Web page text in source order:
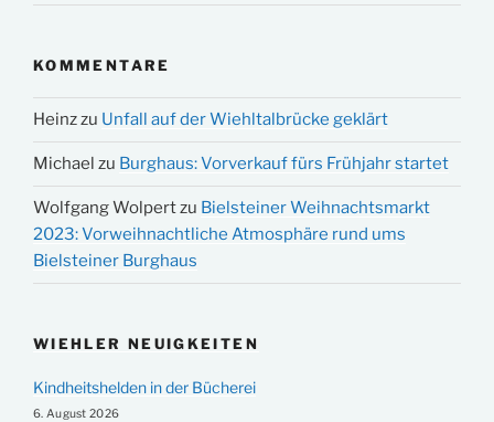
KOMMENTARE
Heinzzu Unfall auf der Wiehltalbrücke geklärt
Michael zu Burghaus: Vorverkauf fürs Frühjahr startet
Wolfgang Wolpertzu Bielsteiner Weihnachtsmarkt
2023: Vorweihnachtliche Atmosphäre rund ums
Bielsteiner Burghaus
WIEHLER NEUIGKEITEN
Kindheitshelden in der Bücherei
6. August 2026